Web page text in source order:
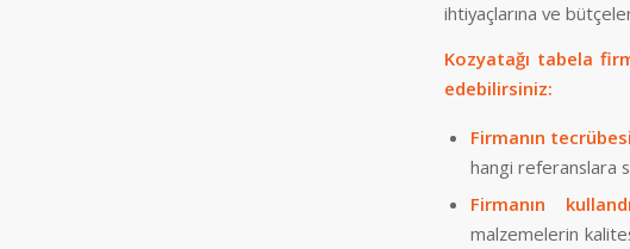
ihtiyaçlarına ve
Kozyatağı tabela
edebilirsiniz:
Firmanın
hangi referanslara
Firmanın
malzemelerin